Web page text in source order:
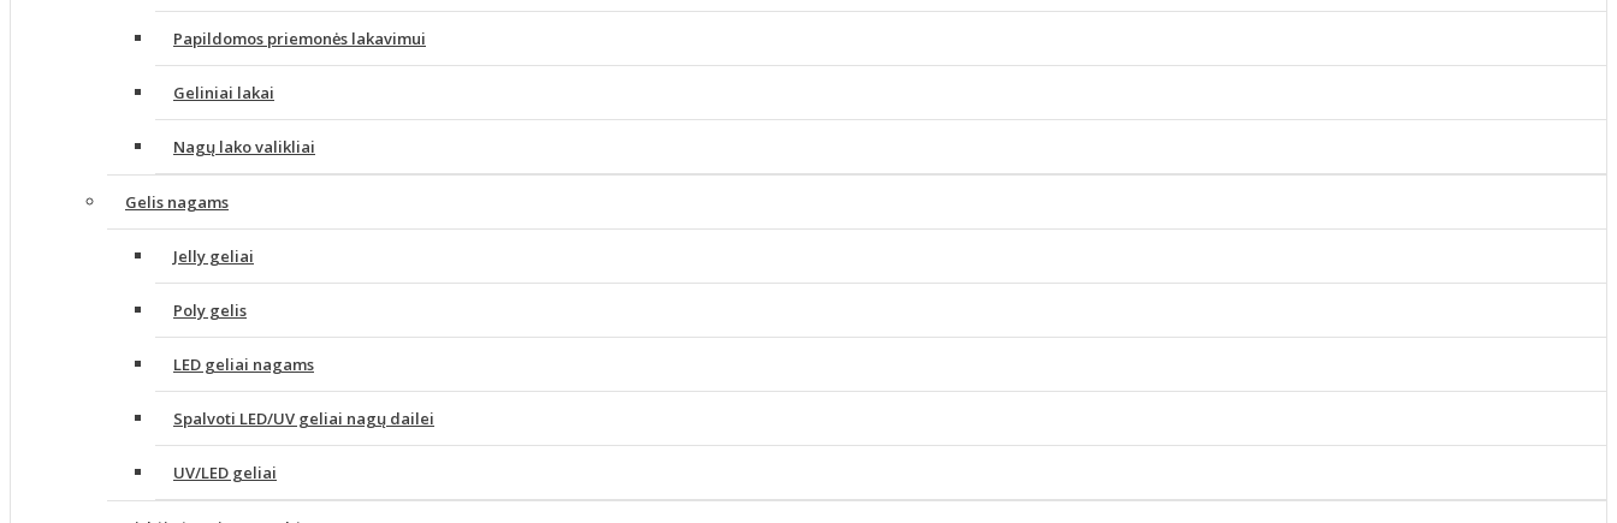
Papildomos priemonės lakavimui
Geliniai lakai
Nagų lako valikliai
Gelis nagams
Jelly geliai
Poly gelis
LED geliai nagams
Spalvoti LED/UV geliai nagų dailei
UV/LED geliai